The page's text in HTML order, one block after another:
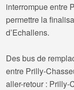
interrompue entre
permettre la
d’Echallens.
Des bus de
entre Prilly-
aller-retour : Prilly-